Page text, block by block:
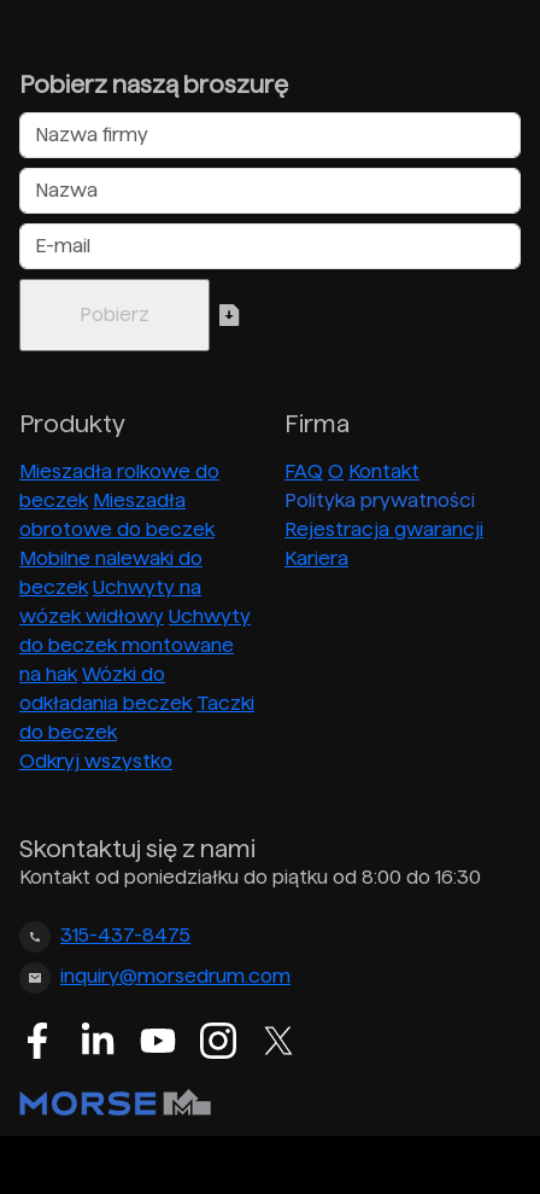
Pobierz naszą broszurę
Produkty
Mieszadła rolkowe do
beczek Mieszadła
obrotowe do beczek
Mobilne nalewaki do
beczek Uchwyty na
wózek widłowy Uchwyty
do beczek montowane
na hak Wózki do
odkładania beczek Taczki
do beczek
Odkryj wszystko
Firma
FAQ O Kontakt
Polityka prywatności
Rejestracja gwarancji
Kariera
Skontaktuj się z nami
Kontakt od poniedziałku do piątku od 8:00 do 16:30
315-437-8475
inquiry@morsedrum.com